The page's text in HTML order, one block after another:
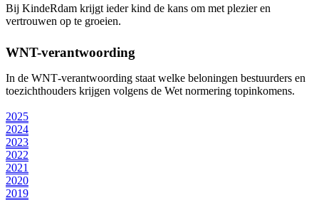
Bij KindeRdam krijgt ieder kind de kans om met plezier en
vertrouwen op te groeien.
WNT-verantwoording
In de WNT‑verantwoording staat welke beloningen bestuurders en
toezichthouders krijgen volgens de Wet normering topinkomens.
2025
2024
2023
2022
2021
2020
2019